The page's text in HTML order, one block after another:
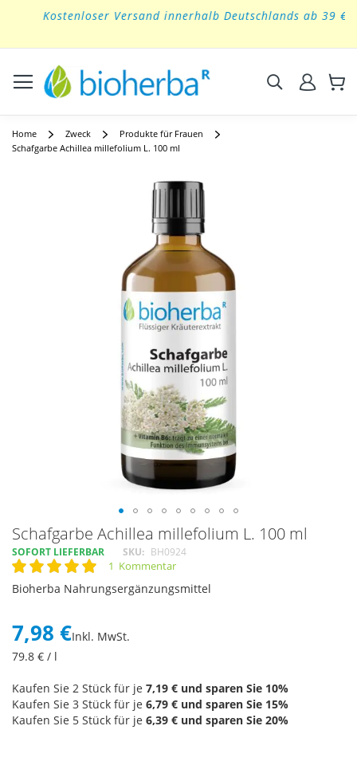
to
Kostenloser Versand innerhalb Deutschlands ab 39 €
Suchen
Home Zweck
Produkte für Frauen
Schafgarbe Achillea millefolium L. 100 ml
Schafgarbe Achillea millefolium L. 100 ml
SOFORT LIEFERBAR SKU BH0924
Rating: 1 Kommentar
Bioherba Nahrungsergänzungsmittel
7,98 €Inkl. MwSt.
79.8 € / l
Kaufen Sie 2 Stück für je 7,19 € und sparen Sie 10%
Kaufen Sie 3 Stück für je 6,79 € und sparen Sie 15%
Kaufen Sie 5 Stück für je 6,39 € und sparen Sie 20%
Skip
to
the
beginning
of
images
gallery